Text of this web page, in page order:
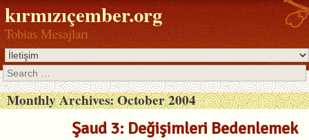
kırmızıçember.org
Tobias Mesajları
Search
Monthly Archives:October 2004
Şaud 3: Değişimleri Bedenlemek